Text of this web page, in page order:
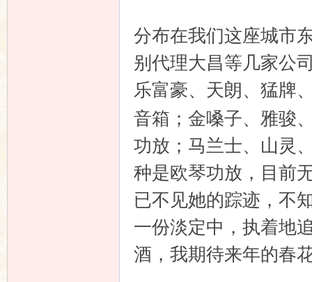
分布在我们这座城市
别代理大昌等几家公
乐富豪、天朗、猛牌
音箱；金嗓子、雅骏
功放；马兰士、山灵
种是欧琴功放，目前
已不见她的踪迹，不
一份淡定中，执着地
酒，我期待来年的春